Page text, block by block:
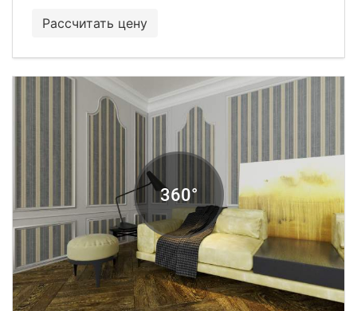
Рассчитать цену